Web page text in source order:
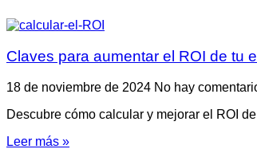
Claves para aumentar el ROI de tu
18 de noviembre de 2024 No hay
Descubre cómo calcular y mejorar el ROI
Leer más »